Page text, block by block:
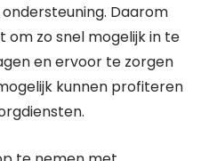
Daarom
om zo snel mogelijk in te
en ervoor te zorgen
kunnen profiteren